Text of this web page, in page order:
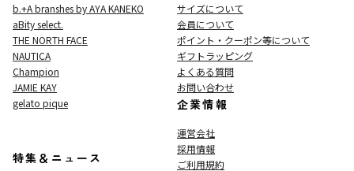
b.+A branshes by AYA KANEKO
aBity select.
THE NORTH FACE
NAUTICA
Champion
JAMIE KAY
gelato pique
特集＆ニュース
サイズについて
会員について
ポイント・クーポン等について
ギフトラッピング
よくある質問
お問い合わせ
企業情報
運営会社
採用情報
ご利用規約